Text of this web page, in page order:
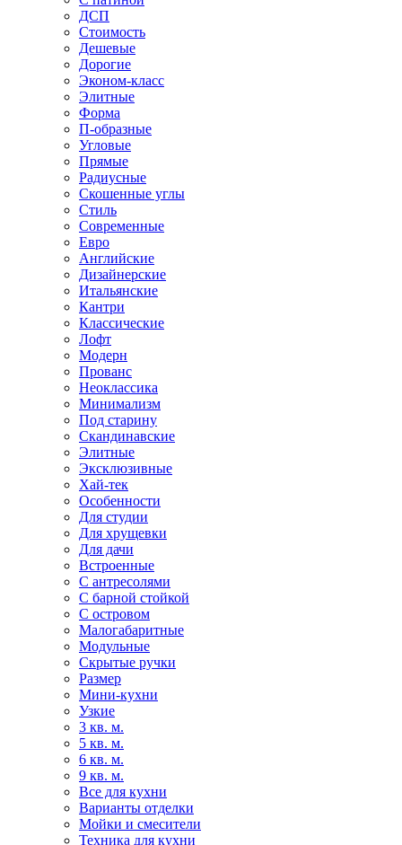
ДСП
Стоимость
Дешевые
Дорогие
Эконом-класс
Элитные
Форма
П-образные
Угловые
Прямые
Радиусные
Скошенные углы
Стиль
Современные
Евро
Английские
Дизайнерские
Итальянские
Кантри
Классические
Лофт
Модерн
Прованс
Неоклассика
Минимализм
Под старину
Скандинавские
Элитные
Эксклюзивные
Хай-тек
Особенности
Для студии
Для хрущевки
Для дачи
Встроенные
С антресолями
С барной стойкой
С островом
Малогабаритные
Модульные
Скрытые ручки
Размер
Мини-кухни
Узкие
3 кв. м.
5 кв. м.
6 кв. м.
9 кв. м.
Все для кухни
Варианты отделки
Мойки и смесители
Техника для кухни